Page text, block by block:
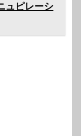
ュピレーシ